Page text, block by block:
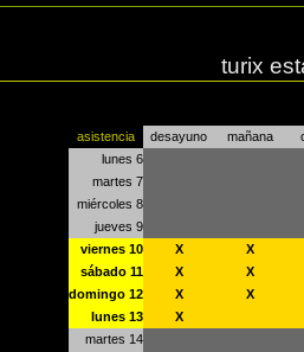
turix
asistencia desayuno mañana
lunes 6
martes 7
miércoles 8
jueves 9
viernes 10
X
X
sábado 11
X
X
domingo 12
X
X
lunes 13
X
martes 14